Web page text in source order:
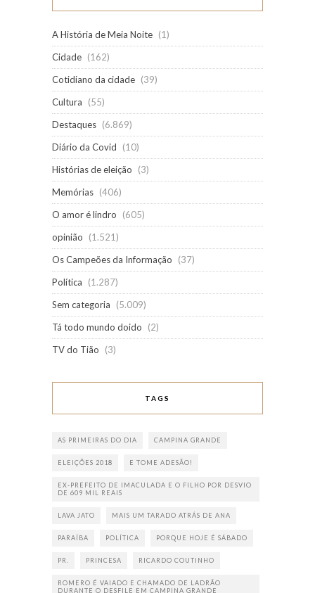
A História de Meia Noite (1)
Cidade (162)
Cotidiano da cidade (39)
Cultura
(55)
Destaques (6.869)
Diário da Covid
(10)
Histórias de eleição
(3)
Memórias (406)
O amor é lindro
(605)
opinião
(1.521)
Os Campeões da Informação
(37)
Política
(1.287)
Sem categoria
(5.009)
Tá todo mundo doido
(2)
TV do Tião
(3)
TAGS
AS PRIMEIRAS DO DIA CAMPINA GRANDE
ELEIÇÕES 2018 E TOME ADESÃO!
EX-PREFEITO DE IMACULADA E O FILHO POR DESVIO
DE 609 MIL REAIS
LAVA JATO MAIS UM TARADO ATRÁS DE ANA
PARAÍBA POLÍTICA PORQUE HOJE É SÁBADO
PR. PRINCESA RICARDO COUTINHO
ROMERO É VAIADO E CHAMADO DE LADRÃO
DURANTE O DESFILE EM CAMPINA GRANDE